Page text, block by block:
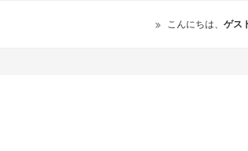
こんにちは、 ゲス